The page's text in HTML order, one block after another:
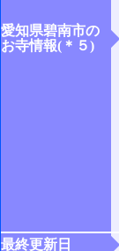
愛知県碧南市の
お寺情報(＊５)
最終更新日